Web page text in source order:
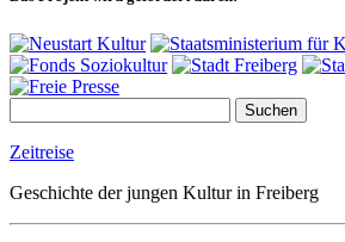
Zeitreise
Geschichte der jungen Kultur in Freiberg